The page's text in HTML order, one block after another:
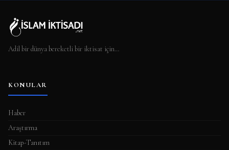
Adil bir dünya bereketli bir iktisat için…
KONULAR
Haber
Araştırma
Kitap-Tanıtım